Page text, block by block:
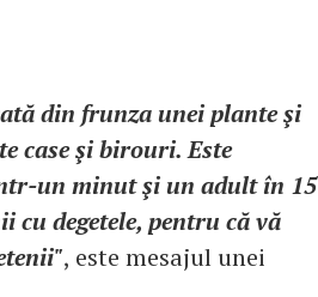
din frunza unei plante şi
case şi birouri. Este
un minut şi un adult în 15
cu degetele, pentru că vă
, este mesajul unei